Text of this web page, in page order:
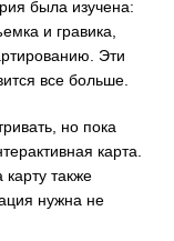
была изучена:
и гравика,
Эти
все больше.
но пока
карта.
также
нужна не